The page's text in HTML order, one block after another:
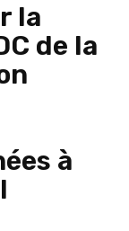
la
de la
à